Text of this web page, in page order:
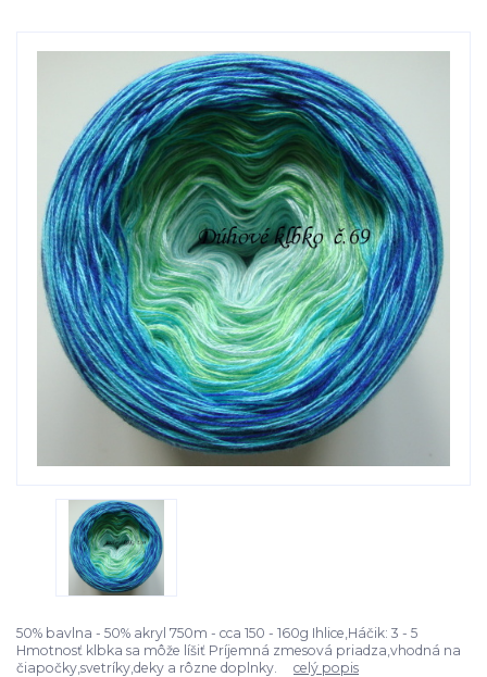
50% bavlna - 50% akryl 750m - cca 150 - 160g Ihlice,Háčik: 3 - 5
Hmotnosť klbka sa môže líšiť Príjemná zmesová priadza,vhodná na
čiapočky,svetríky,deky a rôzne doplnky. celý popis